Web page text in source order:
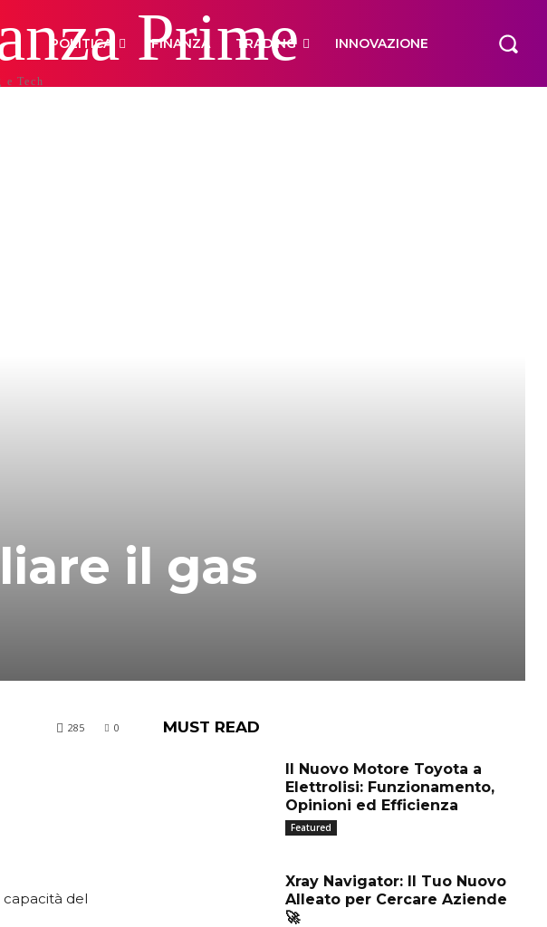
Prime
e Tech
POLITICA FINANZA TRADING INNOVAZIONE
il gas
0
285
del
MUST READ
Il Nuovo Motore Toyota a
Elettrolisi: Funzionamento,
Opinioni ed Efficienza
Featured
Xray Navigator: Il Tuo Nuovo
Alleato per Cercare Aziende
🚀